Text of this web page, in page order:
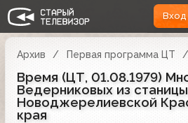
Вход
Архив Первая программа ЦТ
Время (ЦТ, 01.08.1979)
Ведерниковых из станицы
Новоджерелиевской
края